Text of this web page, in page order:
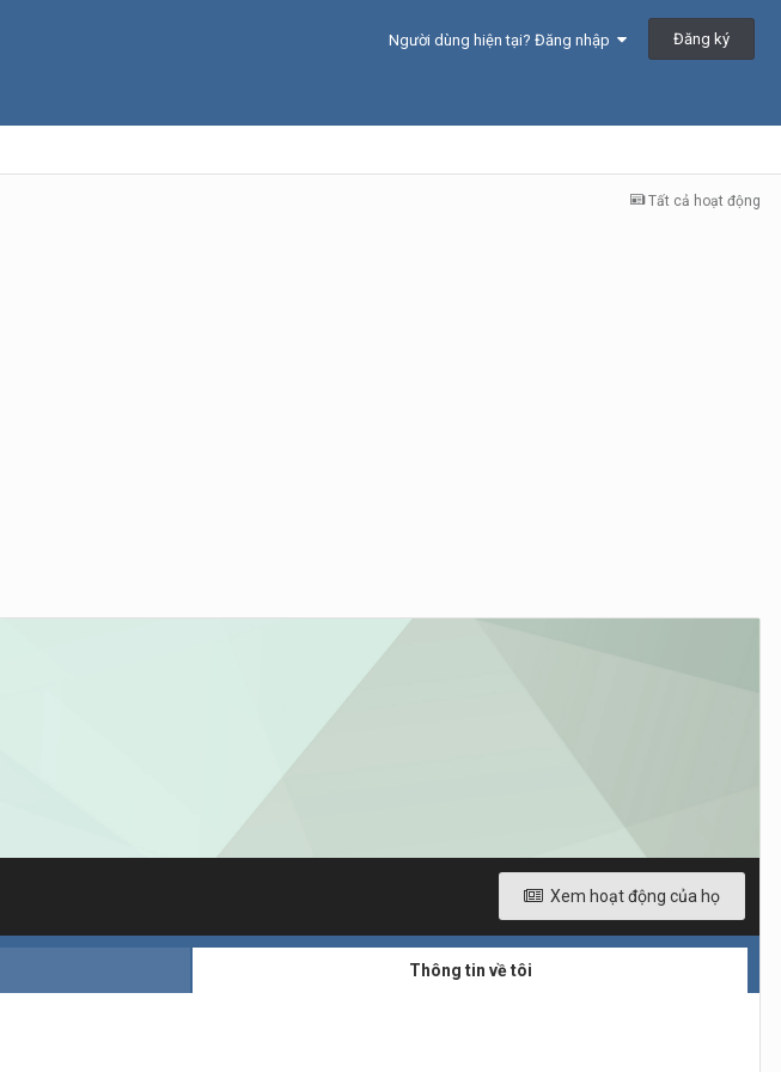
Người dùng hiện tại? Đăng nhập Đăng ký
Tất cả hoạt động
Xem hoạt động của họ
Thông tin về tôi